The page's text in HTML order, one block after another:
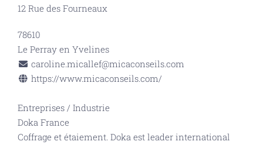
12 Rue des Fourneaux
78610
Le Perray en Yvelines
caroline.micallef@micaconseils.com
https://www.micaconseils.com/
Entreprises / Industrie
Doka France
Coffrage et étaiement. Doka est leader international